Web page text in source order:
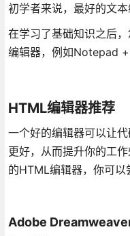
初学者来说，最好的文
在学习了基础知识之后
编辑器，例如Notepad
HTML编辑器推荐
一个好的编辑器可以让
更好，从而提升你的工
的HTML编辑器，你可以
Adobe